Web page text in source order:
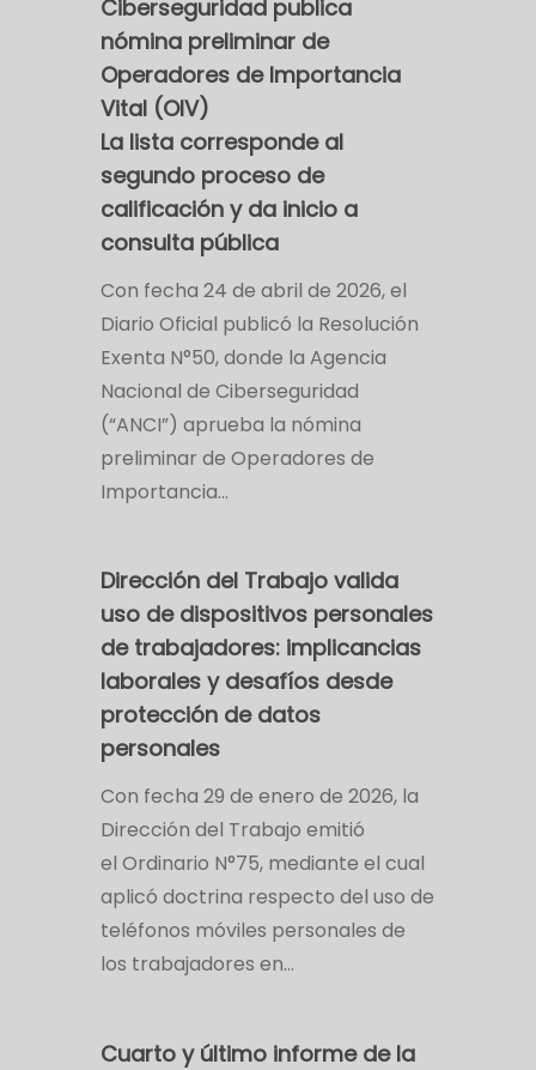
Ciberseguridad publica
nómina preliminar de
Operadores de Importancia
Vital (OIV)
La lista corresponde al
segundo proceso de
calificación y da inicio a
consulta pública
Con fecha 24 de abril de 2026, el
Diario Oficial publicó la Resolución
Exenta N°50, donde la Agencia
Nacional de Ciberseguridad
(“ANCI”) aprueba la nómina
preliminar de Operadores de
Importancia…
Dirección del Trabajo valida
uso de dispositivos personales
de trabajadores: implicancias
laborales y desafíos desde
protección de datos
personales
Con fecha 29 de enero de 2026, la
Dirección del Trabajo emitió
el Ordinario N°75, mediante el cual
aplicó doctrina respecto del uso de
teléfonos móviles personales de
los trabajadores en…
Cuarto y último informe de la